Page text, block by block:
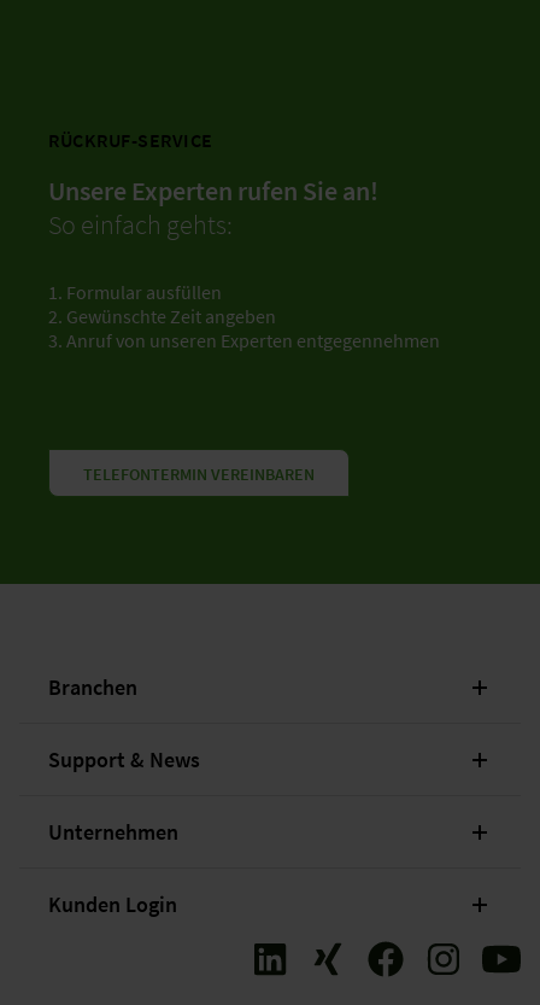
RÜCKRUF-SERVICE
Unsere Experten rufen Sie an!
So einfach gehts:
1. Formular ausfüllen
2. Gewünschte Zeit angeben
3. Anruf von unseren Experten entgegennehmen
TELEFONTERMIN VEREINBAREN
Branchen
Support & News
Unternehmen
Kunden Login